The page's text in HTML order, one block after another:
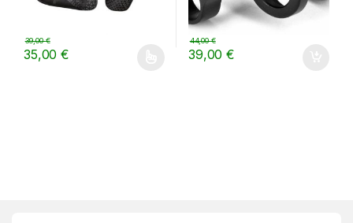
35,00€
39,00€
Questo prodotto ha più varianti. Le opzioni possono essere
39,00€
44,00€